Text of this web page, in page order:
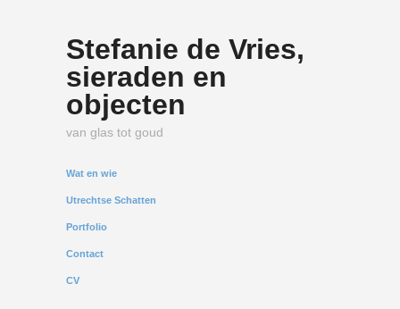
Stefanie de Vries,
sieraden en
objecten
van glas tot goud
Wat en wie
Utrechtse Schatten
Portfolio
Contact
CV